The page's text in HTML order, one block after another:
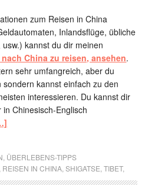
zum Reisen in China
Inlandsflüge, übliche
kannst du dir meinen
China zu reisen, ansehen.
sehr umfangreich, aber du
kannst einfach zu den
interessieren. Du kannst dir
Chinesisch-Englisch
ÜBERLEBENS-TIPPS
REISEN IN CHINA ,SHIGATSE ,TIBET,